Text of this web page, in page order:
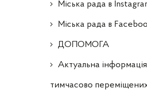
Міська рада в
Міська рада в
ДОПОМОГА
Актуальна
тимчасово